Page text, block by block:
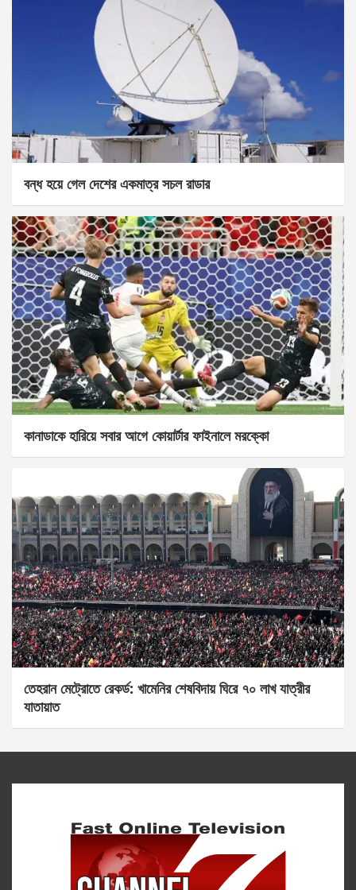
বন্ধ হয়ে গেল দেশের একমাত্র সচল রাডার
কানাডাকে হারিয়ে সবার আগে কোয়ার্টার ফাইনালে মরক্কো
তেহরান মেট্রোতে রেকর্ড: খামেনির শেষবিদায় ঘিরে ৭০ লাখ যাত্রীর
যাতায়াত